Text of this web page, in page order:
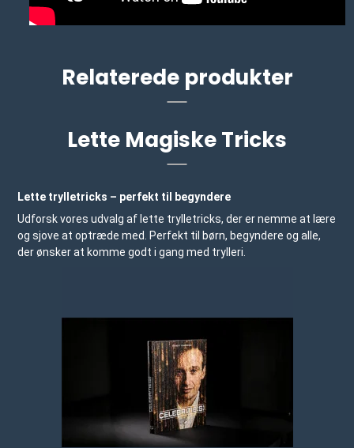
Relaterede produkter
Lette Magiske Tricks
Lette trylletricks – perfekt til begyndere
Udforsk vores udvalg af lette trylletricks, der er nemme at lære
og sjove at optræde med. Perfekt til børn, begyndere og alle,
der ønsker at komme godt i gang med trylleri.